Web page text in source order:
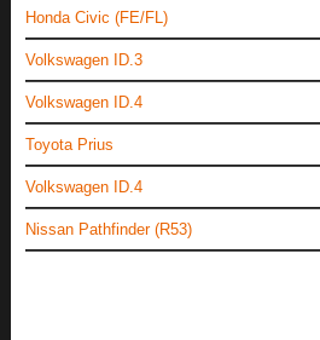
Honda Civic (FE/FL)
Volkswagen ID.3
Volkswagen ID.4
Toyota Prius
Volkswagen ID.4
Nissan Pathfinder (R53)